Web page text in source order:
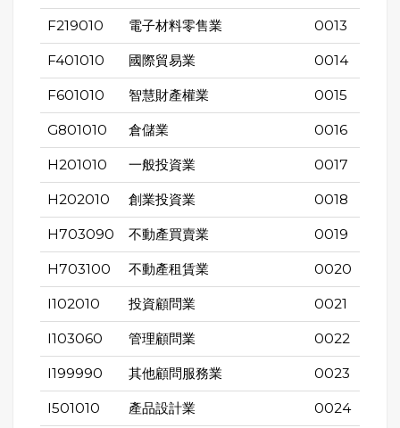
F219010 電子材料零售業 0013
F401010 國際貿易業 0014
F601010 智慧財產權業 0015
G801010 倉儲業 0016
H201010 一般投資業 0017
H202010 創業投資業 0018
H703090 不動產買賣業 0019
H703100 不動產租賃業 0020
I102010 投資顧問業 0021
I103060 管理顧問業 0022
I199990 其他顧問服務業 0023
I501010 產品設計業 0024